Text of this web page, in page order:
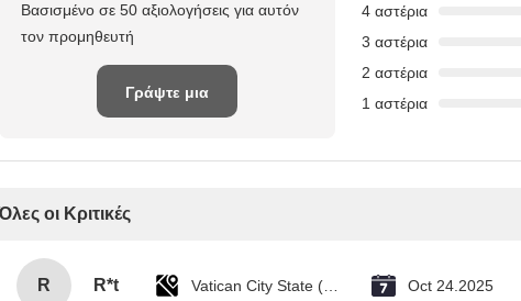
Βασισμένο σε 50 αξιολογήσεις για αυτόν
τον προμηθευτή
Γράψτε μια
4 αστέρια
3 αστέρια
2 αστέρια
1 αστέρια
οι Κριτικές
R R*t Oct 24.2025